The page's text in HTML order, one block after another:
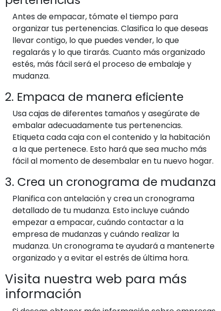
Antes de empacar, tómate el tiempo para
organizar tus pertenencias. Clasifica lo que deseas
llevar contigo, lo que puedes vender, lo que
regalarás y lo que tirarás. Cuanto más organizado
estés, más fácil será el proceso de embalaje y
mudanza.
2. Empaca de manera eficiente
Usa cajas de diferentes tamaños y asegúrate de
embalar adecuadamente tus pertenencias.
Etiqueta cada caja con el contenido y la habitación
a la que pertenece. Esto hará que sea mucho más
fácil al momento de desembalar en tu nuevo hogar.
3. Crea un cronograma de mudanza
Planifica con antelación y crea un cronograma
detallado de tu mudanza. Esto incluye cuándo
empezar a empacar, cuándo contactar a la
empresa de mudanzas y cuándo realizar la
mudanza. Un cronograma te ayudará a mantenerte
organizado y a evitar el estrés de última hora.
Visita nuestra web para más
información